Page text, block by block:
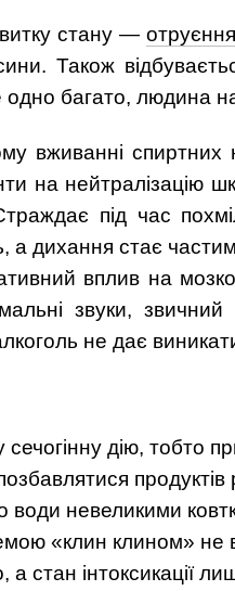
стану — отруєння
Також
одно багато, людина
вживанні спиртних
на нейтралізацію
під час
а дихання стає
вплив на
звуки, звичний
не дає
дію, тобто
води невеликими
«клин клином»
стан інтоксикації